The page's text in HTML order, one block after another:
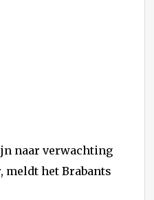
naar verwachting
meldt het Brabants